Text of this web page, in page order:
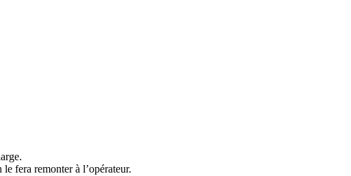
fera remonter à l’opérateur.